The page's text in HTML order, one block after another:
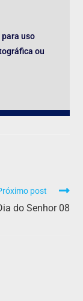
uso
ou
post
do Senhor 08